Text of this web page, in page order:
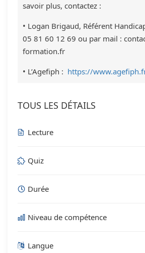
savoir plus, contactez :
• Logan Brigaud, Référent
05 81 60 12 69 ou par mail :
formation.fr
• L’Agefiph : https://
TOUS LES DÉTAILS
Lecture
Quiz
Durée
Niveau de compétence
Langue